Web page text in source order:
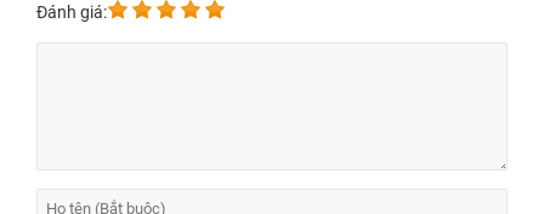
Đánh giá: